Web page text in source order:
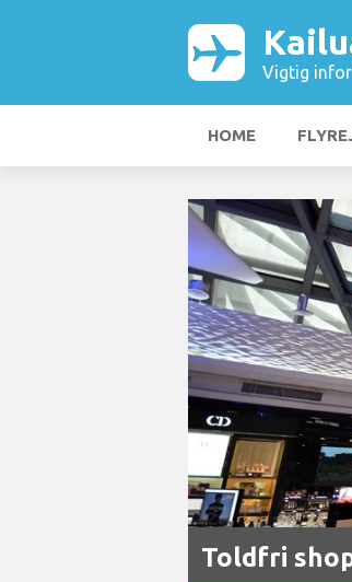
Vigtig
HOME
Toldfri